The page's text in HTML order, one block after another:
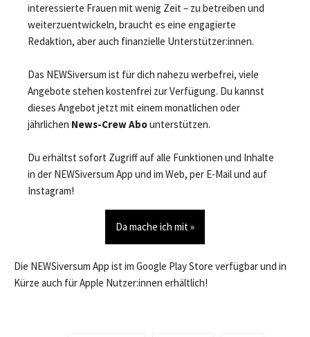
interessierte Frauen mit wenig Zeit – zu betreiben und
weiterzuentwickeln, braucht es eine engagierte
Redaktion, aber auch finanzielle Unterstützer:innen.
Das NEWSiversum ist für dich nahezu werbefrei, viele
Angebote stehen kostenfrei zur Verfügung. Du kannst
dieses Angebot jetzt mit einem monatlichen oder
jährlichen News-Crew Abounterstützen.
Du erhältst sofort Zugriff auf alle Funktionen und Inhalte
in der NEWSiversum App und im Web, per E-Mail und auf
Instagram!
Da mache ich mit »
Die NEWSiversum App ist im Google Play Store verfügbar und in
Kürze auch für Apple Nutzer:innen erhältlich!